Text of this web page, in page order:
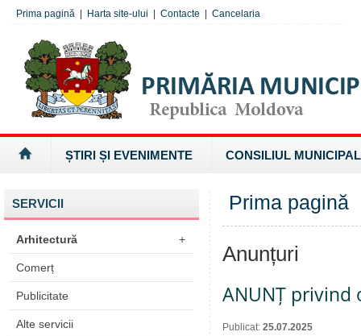
Prima pagină Harta site-ului Contacte Cancelaria
ȘTIRI ȘI EVENIMENTE CONSILIUL MUNICIPAL
SERVICII
Arhitectură +
Comerț
Publicitate
Alte servicii
Prima pagină
Anunțuri
ANUNȚ privind
Publicat: 25.07.2025